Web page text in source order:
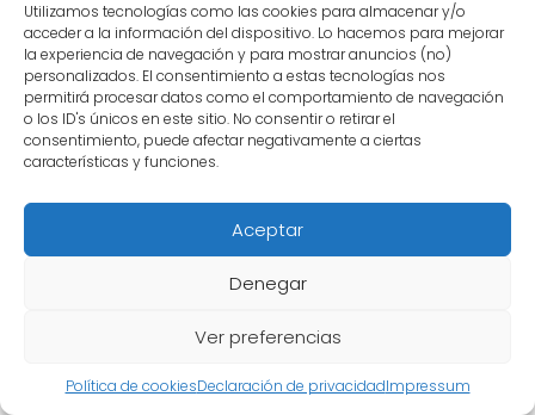
Utilizamos tecnologías como las cookies para almacenar y/o
acceder a la información del dispositivo. Lo hacemos para mejorar
la experiencia de navegación y para mostrar anuncios (no)
personalizados. El consentimiento a estas tecnologías nos
permitirá procesar datos como el comportamiento de navegación
o los ID's únicos en este sitio. No consentir o retirar el
consentimiento, puede afectar negativamente a ciertas
características y funciones.
Aceptar
Denegar
Ver preferencias
Política de cookiesDeclaración de privacidadImpressum
podría tener unimpacto significativoen la
trama de Dragon Ball. Si las teorías de los
fans resultan ser ciertas, esto podría dar
lugar anuevos arcos argumentales,
personajes y eventos
que podrían cambiar
Los seguidores de la serie están
por
descubrir cómo se desarrollará esta
principales. Algunos esperan que esto sea el
comienzo de una nuevasaga emocionante